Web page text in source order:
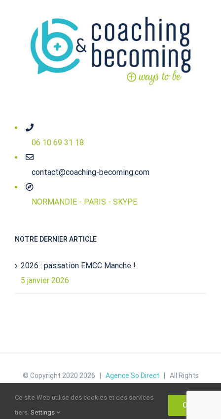
06 10 69 31 18
contact@coaching-becoming.com
NORMANDIE - PARIS - SKYPE
NOTRE DERNIER ARTICLE
2026 : passation EMCC Manche !
5 janvier 2026
© Copyright 2020 2026 | Agence So Direct | All Rights
Mentions
Ce site Web utilise des cookies et des services
tiers. Settings
OK